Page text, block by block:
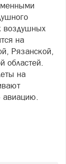
воздушных
на
Рязанской,
областей.
на
авиацию.